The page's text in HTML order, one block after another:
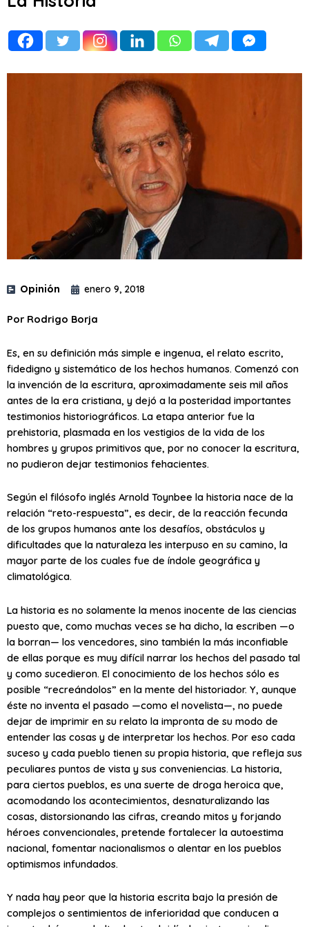
Opinión enero 9, 2018
Por Rodrigo Borja
Es, en su definición más simple e ingenua, el relato escrito,
fidedigno y sistemático de los hechos humanos. Comenzó con
la invención de la escritura, aproximadamente seis mil años
antes de la era cristiana, y dejó a la posteridad importantes
testimonios historiográficos. La etapa anterior fue la
prehistoria, plasmada en los vestigios de la vida de los
hombres y grupos primitivos que, por no conocer la escritura,
no pudieron dejar testimonios fehacientes.
Según el filósofo inglés Arnold Toynbee la historia nace de la
relación “reto-respuesta”, es decir, de la reacción fecunda
de los grupos humanos ante los desafíos, obstáculos y
dificultades que la naturaleza les interpuso en su camino, la
mayor parte de los cuales fue de índole geográfica y
climatológica.
La historia es no solamente la menos inocente de las ciencias
puesto que, como muchas veces se ha dicho, la escriben —o
la borran— los vencedores, sino también la más inconfiable
de ellas porque es muy difícil narrar los hechos del pasado tal
y como sucedieron. El conocimiento de los hechos sólo es
posible “recreándolos” en la mente del historiador. Y, aunque
éste no inventa el pasado —como el novelista—, no puede
dejar de imprimir en su relato la impronta de su modo de
entender las cosas y de interpretar los hechos. Por eso cada
suceso y cada pueblo tienen su propia historia, que refleja sus
peculiares puntos de vista y sus conveniencias. La historia,
para ciertos pueblos, es una suerte de droga heroica que,
acomodando los acontecimientos, desnaturalizando las
cosas, distorsionando las cifras, creando mitos y forjando
héroes convencionales, pretende fortalecer la autoestima
nacional, fomentar nacionalismos o alentar en los pueblos
optimismos infundados.
Y nada hay peor que la historia escrita bajo la presión de
complejos o sentimientos de inferioridad que conducen a